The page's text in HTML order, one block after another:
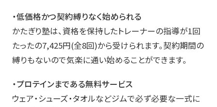
・低価格かつ契約縛りなく始められる
かたぎり塾は、資格を保持したトレーナーの指導が1回
たったの7,425円(全8回)から受けられます。契約期間の
縛りもないので気楽に通い始めることができます。
・プロテインまである無料サービス
ウェア・シューズ・タオルなどジムで必ず必要な一式に